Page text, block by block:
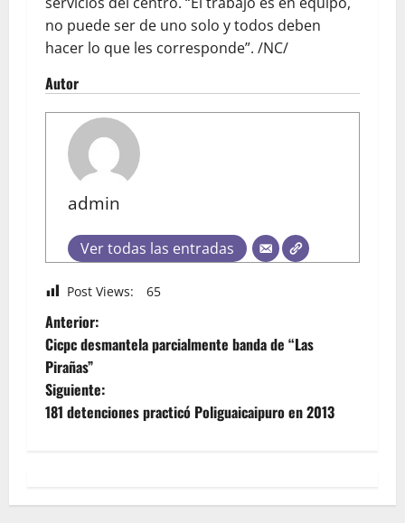
no puede ser de uno solo y todos deben
hacer lo que les corresponde”. /NC/
Autor
admin
Ver todas las entradas
Post Views: 65
Anterior:
Cicpc desmantela parcialmente banda de “Las
Pirañas”
Siguiente:
181 detenciones practicó Poliguaicaipuro en 2013